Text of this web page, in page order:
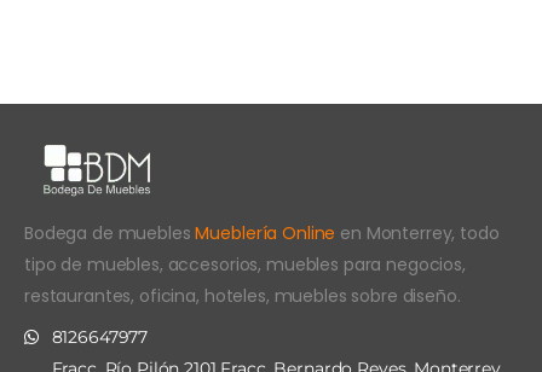
Bodega de mueblesMueblería Online en Monterrey, todo
tipo de muebles, accesorios, muebles para negocios,
restaurantes, oficina, hoteles, muebles sobre diseño.
8126647977